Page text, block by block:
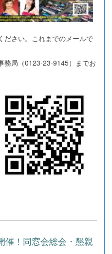
ださい。これまでのメールで
した。
務局（0123-23-9145）までお
催！同窓会総会・懇親